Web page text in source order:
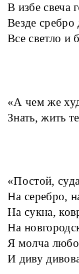
В избе свеча
Везде сребро
Все светло и
«А чем же
Знать, жить
«Постой,
На серебро,
На сукна,
На
Я молча
И диву